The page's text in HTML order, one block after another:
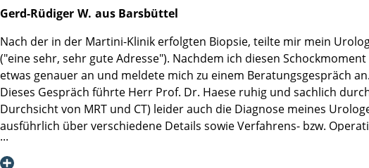
Gerd-Rüdiger W. aus Barsbüttel
Nach der in der Martini-Klinik erfolgten Biopsie, teilte mir mein
("eine sehr, sehr gute Adresse"). Nachdem ich diesen
etwas genauer an und meldete mich zu einem Beratungsgespräch an.
Dieses Gespräch führte Herr Prof. Dr. Haese ruhig und sachlich
Durchsicht von MRT und CT) leider auch die Diagnose meines
ausführlich über verschiedene Details sowie Verfahrens- bzw.
Nach einem kurzen OP-Vorgespräch führte Herr Prof. Dr. Salomon
mir zu erläutern, was er (für mich erfreulicherweise) hat feststellen